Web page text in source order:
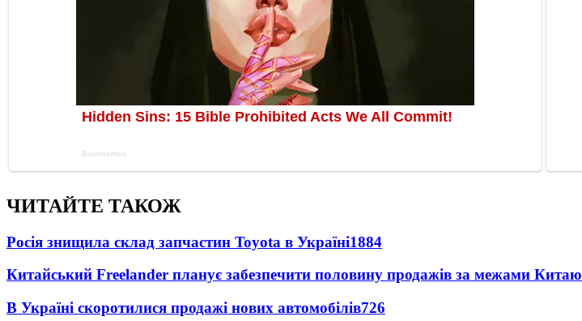
ЧИТАЙТЕ ТАКОЖ
Росія знищила склад запчастин Toyota в Україні1884
Китайський Freelander планує забезпечити половину продажів за межами Китаю
В Україні скоротилися продажі нових автомобілів726